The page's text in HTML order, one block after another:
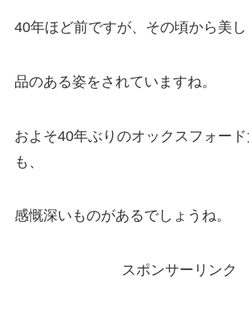
40年ほど前ですが、その頃から美し
品のある姿をされていますね。
およそ40年ぶりのオックスフォー
も、
感慨深いものがあるでしょうね。
スポンサーリンク